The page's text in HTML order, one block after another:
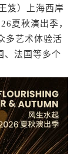
笈）上海西岸
夏秋演出季，
多艺术体验活
、法国等多个